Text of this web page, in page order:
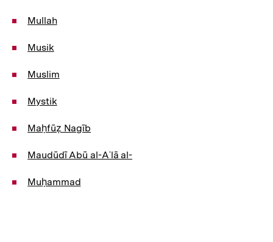
Mullah
Musik
Muslim
Mystik
Maḥfūẓ Nagīb
Maudūdī Abū al-­Aʿlā al-
Muḥammad